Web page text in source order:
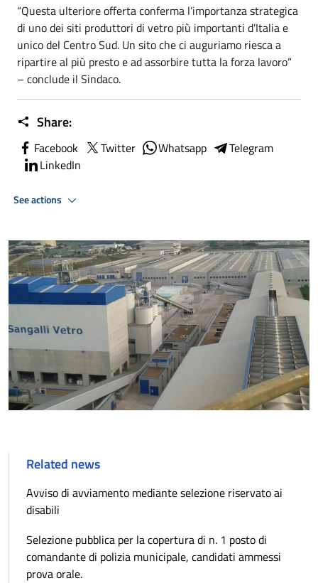
“Questa ulteriore offerta conferma l’importanza strategica
di uno dei siti produttori di vetro più importanti d’Italia e
unico del Centro Sud. Un sito che ci auguriamo riesca a
ripartire al più presto e ad assorbire tutta la forza lavoro”
– conclude il Sindaco.
Share:
Facebook Twitter Whatsapp
Telegram
LinkedIn
See actions
Related news
Avviso di avviamento mediante selezione riservato ai
disabili
Selezione pubblica per la copertura di n. 1 posto di
comandante di polizia municipale, candidati ammessi
prova orale.